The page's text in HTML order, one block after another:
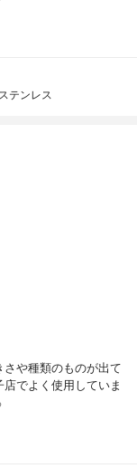
テンレス
や種類のものが出て
でよく使用していま